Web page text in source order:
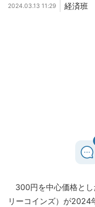
2024.03.13 11:29 経済班
300円を中心価格とし
リーコインズ）が2024